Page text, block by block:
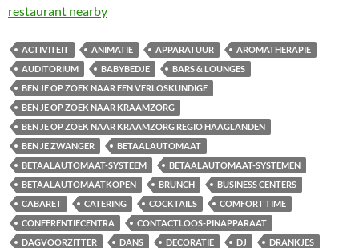
restaurant nearby
ACTIVITEIT ANIMATIE APPARATUUR
AROMATHERAPIE
AUDITORIUM
BABYBEDJE
BARS & LOUNGES
BEN JE OP ZOEK NAAR EEN VERLOSKUNDIGE
BEN JE OP ZOEK NAAR KRAAMZORG
BEN JE OP ZOEK NAAR KRAAMZORG REGIO HAAGLANDEN
BEN JE ZWANGER
BETAALAUTOMAAT
BETAALAUTOMAAT-SYSTEEM
BETAALAUTOMAAT-SYSTEMEN
BETAALAUTOMAATKOPEN
BRUNCH
BUSINESS CENTERS
CABARET
CATERING COCKTAILS
COMFORT TIME
CONFERENTIECENTRA
CONTACTLOOS-PINAPPARAAT
DAGVOORZITTER
DANS DECORATIE DJ
DRANKJES